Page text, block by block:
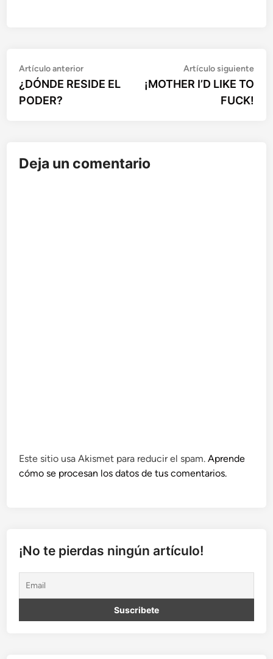
Navegación
de
Artículo anteriorArtículo
anterior:
¿DÓNDE RESIDE EL
PODER?
Artículo siguiente
¡MOTHER I’D LIKE TO
FUCK!
Deja un comentario
Este sitio usa Akismet para reducir el spam.Aprende
cómo se procesan los datos de tus comentarios.
¡No te pierdas ningún artículo!